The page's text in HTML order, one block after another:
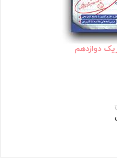
دوازدهم